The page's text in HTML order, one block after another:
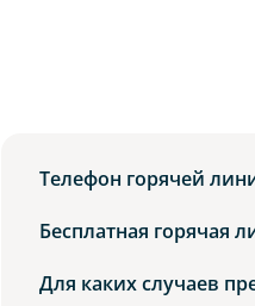
Телефон горячей
Бесплатная горячая
Для каких случаев